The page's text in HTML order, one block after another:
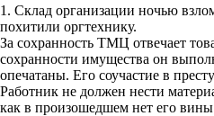
1. Склад организации ночью
похитили оргтехнику.
За сохранность ТМЦ отвечает
сохранности имущества он
опечатаны. Его соучастие в
Работник не должен нести
как в произошедшем нет его